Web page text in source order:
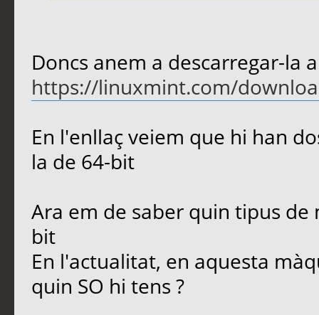
Doncs anem a descarregar-la a
https://linuxmint.com/
En l'enllaç veiem que hi han
la de 64-bit
Ara em de saber quin tipus de
bit
En l'actualitat, en aquesta
quin SO hi tens ?